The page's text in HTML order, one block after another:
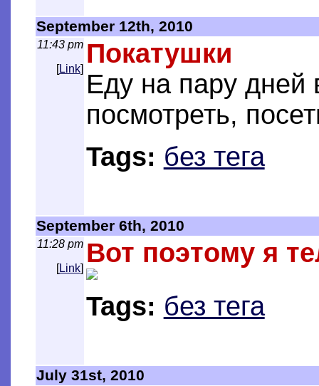
September 12th, 2010
11:43 pm
[Link]
Покатушки
Еду на пару дней
посмотреть,
Tags: без тега
September 6th, 2010
11:28 pm
[Link]
Вот поэтому я
Tags: без тега
July 31st, 2010